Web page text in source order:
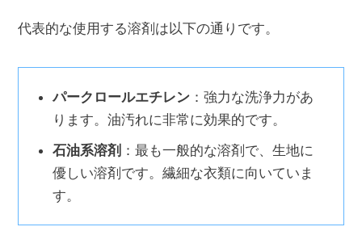
代表的な使用する溶剤は以下の通りです。
パークロールエチレン ：強力な洗浄力があ
ります。油汚れに非常に効果的です。
石油系溶剤 ：最も一般的な溶剤で、生地に
優しい溶剤です。繊細な衣類に向いていま
す。